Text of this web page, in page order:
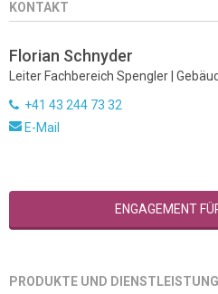
KONTAKT
Florian Schnyder
Leiter Fachbereich Spengler |
+41 43 244 73 32
E-Mail
ENGAGEMENT
PRODUKTE UND